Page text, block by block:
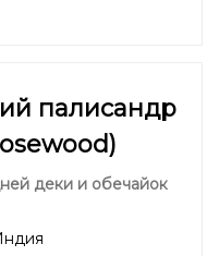
палисандр
деки и обечайок